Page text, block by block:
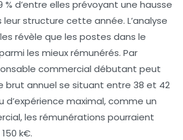
% d’entre elles prévoyant une hausse
structure cette année. L’analyse
révèle que les postes dans le
les mieux rémunérés. Par
commercial débutant peut
brut annuel se situant entre 38 et 42
d’expérience maximal, comme un
, les rémunérations pourraient
k€.